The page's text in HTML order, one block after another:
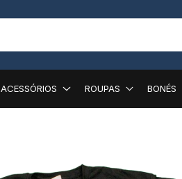
ACESSÓRIOS ROUPAS BONÉS